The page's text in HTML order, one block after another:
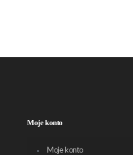
Moje konto
Moje konto